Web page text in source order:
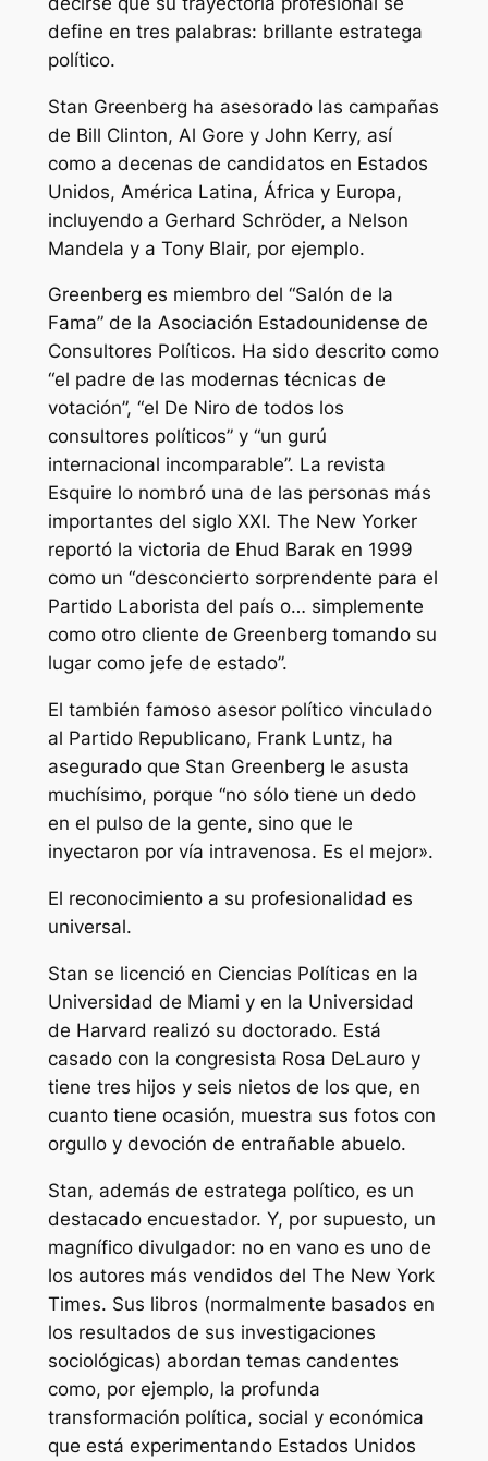
define en tres palabras: brillante estratega
político.
Stan Greenberg ha asesorado las campañas
de Bill Clinton, Al Gore y John Kerry, así
como a decenas de candidatos en Estados
Unidos, América Latina, África y Europa,
incluyendo a Gerhard Schröder, a Nelson
Mandela y a Tony Blair, por ejemplo.
Greenberg es miembro del “Salón de la
Fama” de la Asociación Estadounidense de
Consultores Políticos. Ha sido descrito como
“el padre de las modernas técnicas de
votación”, “el De Niro de todos los
consultores políticos” y “un gurú
internacional incomparable”. La revista
Esquire lo nombró una de las personas más
importantes del siglo XXI. The New Yorker
reportó la victoria de Ehud Barak en 1999
como un “desconcierto sorprendente para el
Partido Laborista del país o… simplemente
como otro cliente de Greenberg tomando su
lugar como jefe de estado”.
El también famoso asesor político vinculado
al Partido Republicano, Frank Luntz, ha
asegurado que Stan Greenberg le asusta
muchísimo, porque “no sólo tiene un dedo
en el pulso de la gente, sino que le
inyectaron por vía intravenosa. Es el mejor».
El reconocimiento a su profesionalidad es
universal.
Stan se licenció en Ciencias Políticas en la
Universidad de Miami y en la Universidad
de Harvard realizó su doctorado. Está
casado con la congresista Rosa DeLauro y
tiene tres hijos y seis nietos de los que, en
cuanto tiene ocasión, muestra sus fotos con
orgullo y devoción de entrañable abuelo.
Stan, además de estratega político, es un
destacado encuestador. Y, por supuesto, un
magnífico divulgador: no en vano es uno de
los autores más vendidos del The New York
Times. Sus libros (normalmente basados en
los resultados de sus investigaciones
sociológicas) abordan temas candentes
como, por ejemplo, la profunda
transformación política, social y económica
que está experimentando Estados Unidos